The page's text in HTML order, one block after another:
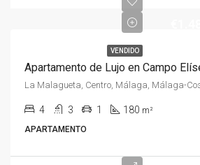
VENDIDO
4 3 1 180 m²
APARTAMENTO